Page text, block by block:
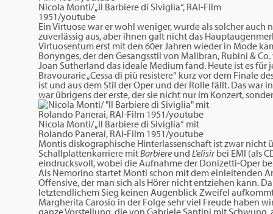
Nicola Monti/ „Il Barbiere di Siviglia“, RAI-Film
1951/youtube
Ein Virtuose war er wohl weniger, wurde als solcher
zuverlässig aus, aber ihnen galt nicht das
Virtuosentum erst mit den 60er Jahren wieder in Mode
Bonynges, der den Gesangsstil von Malibran, Rubini &
Joan Sutherland das ideale Medium fand. Heute ist es für
Bravourarie „Cessa di più resistere“ kurz vor dem Finale
ist und aus dem Stil der Oper und der Rolle fällt. Das war
war übrigens der erste, der sie nicht nur im Konzert,
Nicola Monti/ „Il Barbiere di Siviglia“ mit
Rolando Panerai, RAI-Film 1951/youtube
Montis diskographische Hinterlassenschaft ist zwar nicht
Schallplattenkarriere mitBarbiere und L’elisirbei EMI (als
eindrucksvoll, wobei die Aufnahme der Donizetti-Oper
Als Nemorino startet Monti schon mit dem einleitenden
Offensive, der man sich als Hörer nicht entziehen kann.
letztendlichem Sieg keinen Augenblick Zweifel
Margherita Carosio in der Folge sehr viel Freude haben
ganze Vorstellung, die von Gabriele Santini mit